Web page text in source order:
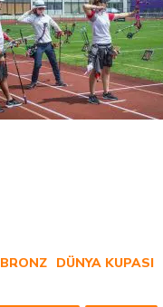
BRONZ DÜNYA KUPASI